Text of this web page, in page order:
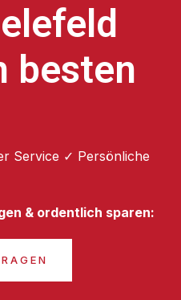
besten
Service ✓ Persönliche
& ordentlich sparen: